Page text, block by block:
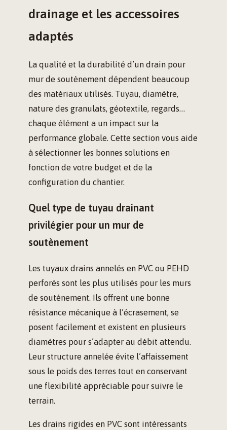
drainage et les accessoires
adaptés
La qualité et la durabilité d’un drain pour
mur de soutènement dépendent beaucoup
des matériaux utilisés. Tuyau, diamètre,
nature des granulats, géotextile, regards…
chaque élément a un impact sur la
performance globale. Cette section vous aide
à sélectionner les bonnes solutions en
fonction de votre budget et de la
configuration du chantier.
Quel type de tuyau drainant
privilégier pour un mur de
soutènement
Les tuyaux drains annelés en PVC ou PEHD
perforés sont les plus utilisés pour les murs
de soutènement. Ils offrent une bonne
résistance mécanique à l’écrasement, se
posent facilement et existent en plusieurs
diamètres pour s’adapter au débit attendu.
Leur structure annelée évite l’affaissement
sous le poids des terres tout en conservant
une flexibilité appréciable pour suivre le
terrain.
Les drains rigides en PVC sont intéressants